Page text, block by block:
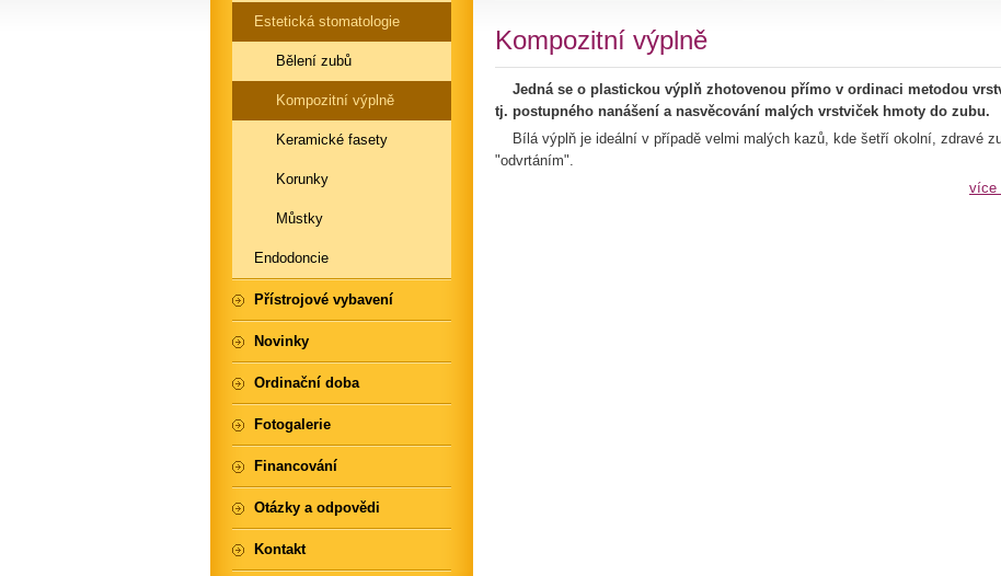
Kompozitní výplně
Jedná se o plastickou výplň zhotovenou přímo v ordinaci metodou
tj. postupného nanášení a nasvěcování malých vrstviček hmoty do zubu.
Bílá výplň je ideální v případě velmi malých kazů, kde šetří okolní, zdravé
"odvrtáním".
více
Estetická stomatologie
Bělení zubů
Kompozitní výplně
Keramické fasety
Korunky
Můstky
Endodoncie
Přístrojové vybavení
Novinky
Ordinační doba
Fotogalerie
Financování
Otázky a odpovědi
Kontakt